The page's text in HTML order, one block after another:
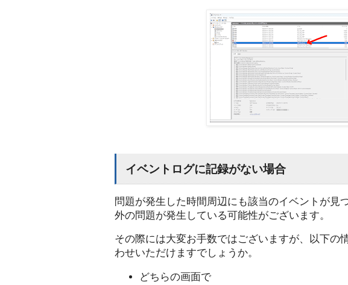
イベントログに記録がない場合
問題が発生した時間周辺にも該当のイベントが見
外の問題が発生している可能性がございます。
その際には大変お手数ではございますが、以下の
わせいただけますでしょうか。
どちらの画面で